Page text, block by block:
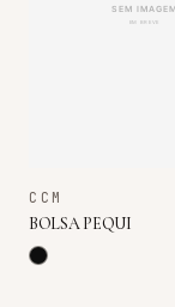
CCM
BOLSA PEQUI